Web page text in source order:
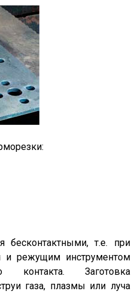
бесконтактными, т.е. при
и режущим инструментом
контакта. Заготовка
газа, плазмы или луча